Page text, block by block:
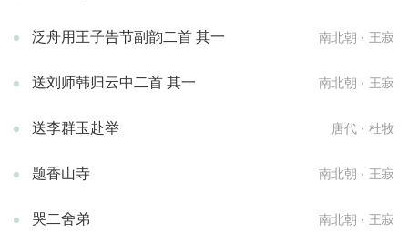
泛舟用王子告节副韵二首 其一 南北朝 · 王寂
送刘师韩归云中二首 其一 南北朝 · 王寂
送李群玉赴举 唐代 · 杜牧
题香山寺 南北朝 · 王寂
哭二舍弟 南北朝 · 王寂